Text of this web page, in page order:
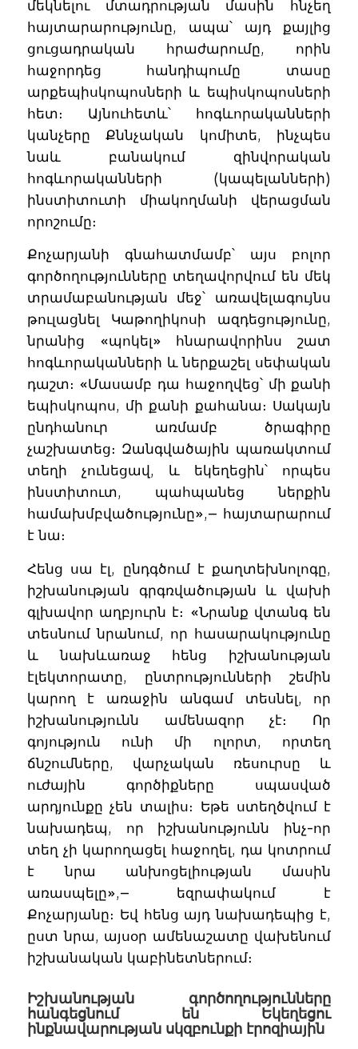
մեկնելու մտադրության մասին հնչեղ
հայտարարությունը, ապա՝ այդ քայլից
ցուցադրական հրաժարումը, որին
հաջորդեց հանդիպումը տասը
արքեպիսկոպոսների և եպիսկոպոսների
հետ։ Այնուհետև՝ հոգևորականների
կանչերը Քննչական կոմիտե, ինչպես
նաև բանակում զինվորական
հոգևորականների (կապելանների)
ինստիտուտի միակողմանի վերացման
որոշումը։
Քոչարյանի գնահատմամբ՝ այս բոլոր
գործողությունները տեղավորվում են մեկ
տրամաբանության մեջ՝ առավելագույնս
թուլացնել Կաթողիկոսի ազդեցությունը,
նրանից «պոկել» հնարավորինս շատ
հոգևորականների և ներքաշել սեփական
դաշտ։ «Մասամբ դա հաջողվեց՝ մի քանի
եպիսկոպոս, մի քանի քահանա։ Սակայն
ընդհանուր առմամբ ծրագիրը
չաշխատեց։ Զանգվածային պառակտում
տեղի չունեցավ, և եկեղեցին՝ որպես
ինստիտուտ, պահպանեց ներքին
համախմբվածությունը»,— հայտարարում
է նա։
Հենց սա էլ, ընդգծում է քաղտեխնոլոգը,
իշխանության գրգռվածության և վախի
գլխավոր աղբյուրն է։ «Նրանք վտանգ են
տեսնում նրանում, որ հասարակությունը
և նախևառաջ հենց իշխանության
էլեկտորատը, ընտրությունների շեմին
կարող է առաջին անգամ տեսնել, որ
իշխանությունն ամենազոր չէ։ Որ
գոյություն ունի մի ոլորտ, որտեղ
ճնշումները, վարչական ռեսուրսը և
ուժային գործիքները սպասված
արդյունքը չեն տալիս։ Եթե ստեղծվում է
նախադեպ, որ իշխանությունն ինչ-որ
տեղ չի կարողացել հաջողել, դա կոտրում
է նրա անխոցելիության մասին
առասպելը»,— եզրափակում է
Քոչարյանը։ Եվ հենց այդ նախադեպից է,
ըստ նրա, այսօր ամենաշատը վախենում
իշխանական կաբինետներում։
Իշխանության գործողությունները
հանգեցնում են Եկեղեցու
ինքնավարության սկզբունքի էրոզիային